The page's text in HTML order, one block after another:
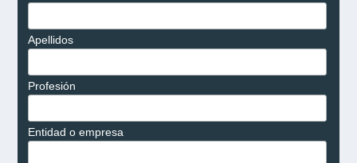
Apellidos
Profesión
Entidad o empresa